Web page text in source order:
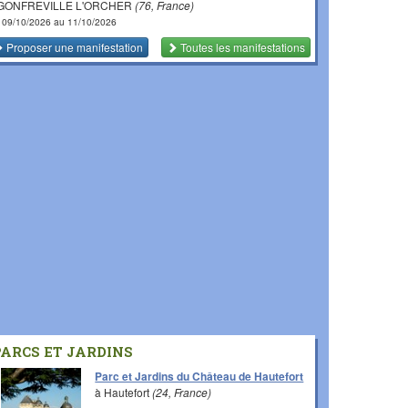
L'ORCHER (76, France)
09/10/2026 au 11/10/2026
Proposer une manifestation Toutes les manifestations
ET JARDINS
Parc et Jardins du Château de Hautefort
à Hautefort(24, France)